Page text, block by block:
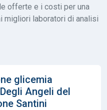
offerte e i costi per una
laboratori di analisi
glicemia
Angeli del
Santini